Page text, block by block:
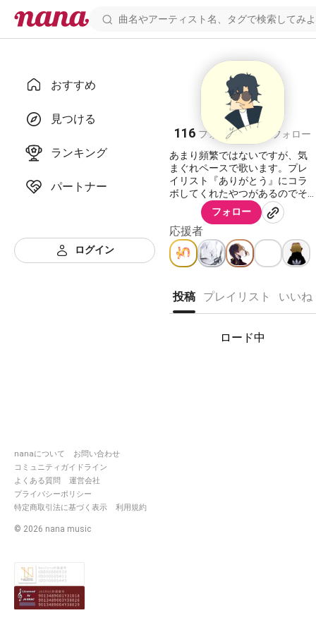
おすすめ
見つける
ランキング
パートナー
ログイン
nanaについて
お問い合わせ
コミュニティガイドライン
よくある質問
運営会社
プライバシーポリシー
特定商取引法に基づく表示
利用規約
© 2026 nana music
y
116 フォロワー 111
フォロー
あまり頻繁ではないですが、気
まぐれペースで歌います。プレ
イリスト『ありがとう』にコラ
ボしてくれたやつがあるのでそ
ちらも是非。 Twitter繋がってく
れる方はこっちでよろしくね。
→ @y3Zb7
フォロー
応援者
投稿 プレイリスト いいね
ロード中